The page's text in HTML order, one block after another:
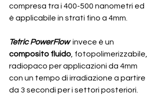
compresa tra i 400-500 nanometri ed
è applicabile in strati fino a 4mm.
Tetric PowerFlow invece è un
composito fluido , fotopolimerizzabile,
radiopaco per applicazioni da 4mm
con un tempo di irradiazione a partire
da 3 secondi per i settori posteriori.